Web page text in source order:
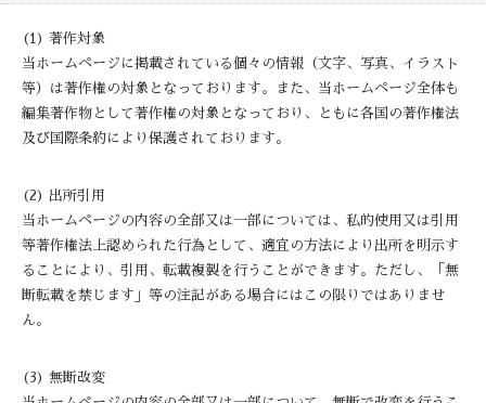
(1) 著作対象
当ホームページに掲載されている個々の情報（文字、写真、イラスト
等）は著作権の対象となっております。また、当ホームページ全体も
編集著作物として著作権の対象となっており、ともに各国の著作権法
及び国際条約により保護されております。
(2) 出所引用
当ホームページの内容の全部又は一部については、私的使用又は引用
等著作権法上認められた行為として、適宜の方法により出所を明示す
ることにより、引用、転載複製を行うことができます。ただし、「無
断転載を禁じます」等の注記がある場合にはこの限りではありませ
ん。
(3) 無断改変